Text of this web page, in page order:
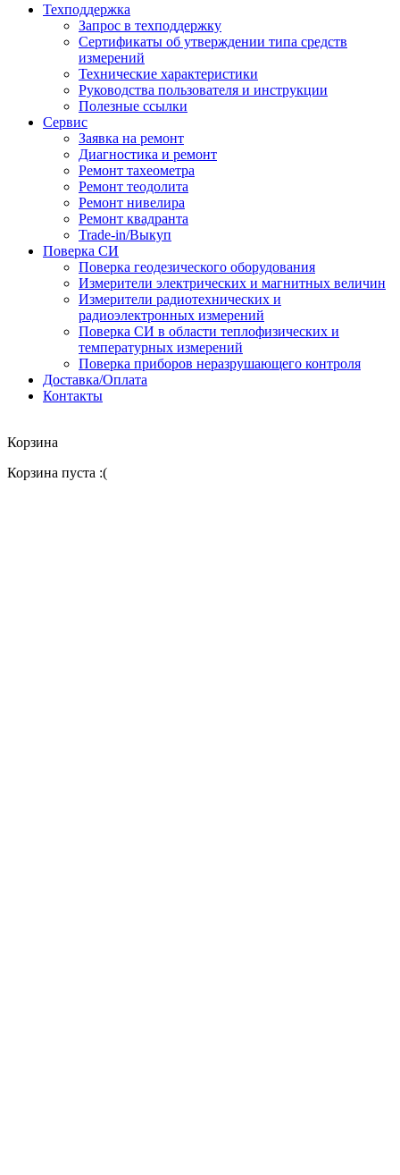
Техподдержка
Запрос в техподдержку
Сертификаты об утверждении типа средств
измерений
Технические характеристики
Руководства пользователя и инструкции
Полезные ссылки
Сервис
Заявка на ремонт
Диагностика и ремонт
Ремонт тахеометра
Ремонт теодолита
Ремонт нивелира
Ремонт квадранта
Trade-in/Выкуп
Поверка СИ
Поверка геодезического оборудования
Измерители электрических и магнитных величин
Измерители радиотехнических и
радиоэлектронных измерений
Поверка СИ в области теплофизических и
температурных измерений
Поверка приборов неразрушающего контроля
Доставка/Оплата
Контакты
Корзина
Корзина пуста :(